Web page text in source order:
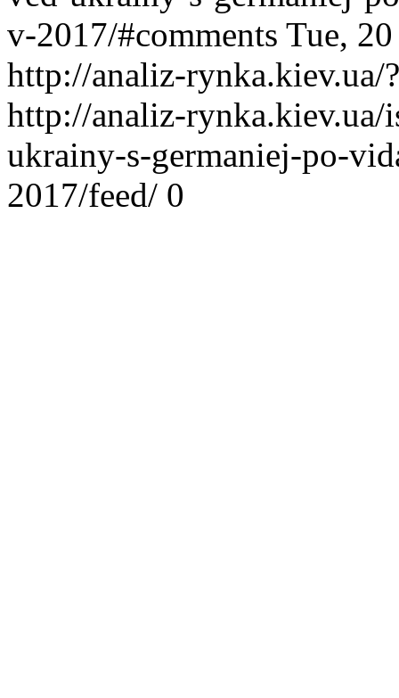
v-2017/#comments Tue,
http://analiz-rynka.kiev.ua/
http://analiz-rynka.kiev.ua/
ukrainy-s-germaniej-po-
2017/feed/ 0